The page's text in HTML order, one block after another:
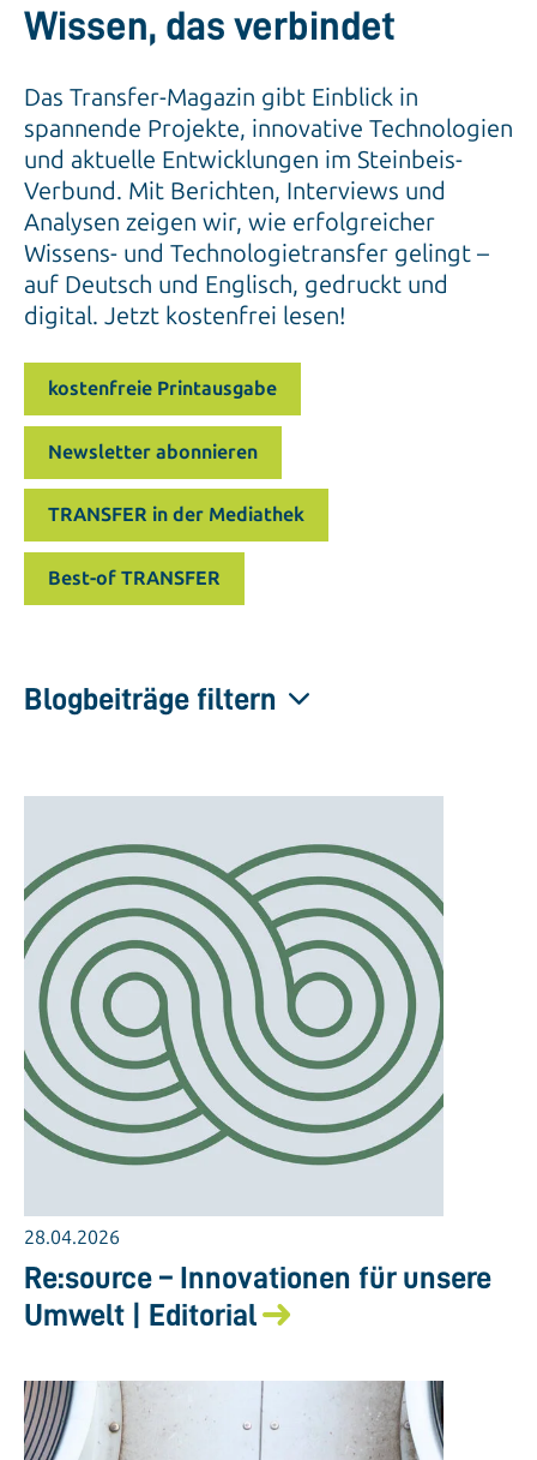
Wissen, das verbindet
Das Transfer-Magazin gibt Einblick in
spannende Projekte, innovative Technologien
und aktuelle Entwicklungen im Steinbeis-
Verbund. Mit Berichten, Interviews und
Analysen zeigen wir, wie erfolgreicher
Wissens- und Technologietransfer gelingt –
auf Deutsch und Englisch, gedruckt und
digital. Jetzt kostenfrei lesen!
kostenfreie Printausgabe
Newsletter abonnieren
TRANSFER in der Mediathek
Best-of TRANSFER
Blogbeiträge filtern
28.04.2026
Re:source – Innovationen für unsere
Umwelt | Editorial